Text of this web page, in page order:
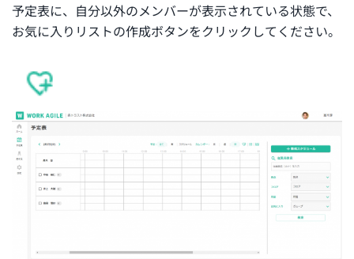
予定表に、自分以外のメンバーが表示されている状態で、
お気に入りリストの作成ボタンをクリックしてください。